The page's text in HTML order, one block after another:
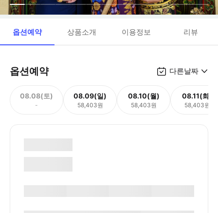
옵션예약 상품소개 이용정보 리뷰
옵션예약 다른날짜
08.08(토)
-
08.09(일)
58,403원
08.10(월)
58,403원
08.11(화)
58,403원